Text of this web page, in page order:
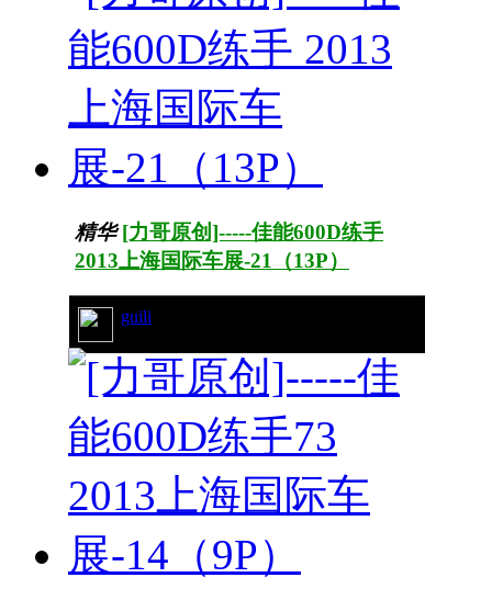
精华 [力哥原创]-----佳能600D练手
2013上海国际车展-21（13P）
guili